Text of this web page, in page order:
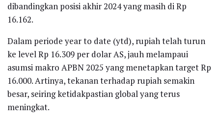
dibandingkan posisi akhir 2024 yang masih di Rp
16.162.
Dalam periode year to date (ytd), rupiah telah turun
ke level Rp 16.309 per dolar AS, jauh melampaui
asumsi makro APBN 2025 yang menetapkan target Rp
16.000. Artinya, tekanan terhadap rupiah semakin
besar, seiring ketidakpastian global yang terus
meningkat.